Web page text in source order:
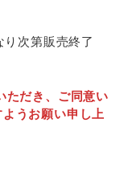
次第販売終了
ただき、ご同意い
うお願い申し上